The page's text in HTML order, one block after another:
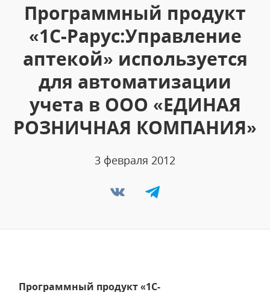
Программный продукт
«1С-Рарус:Управление
аптекой» используется
для автоматизации
учета в ООО «ЕДИНАЯ
РОЗНИЧНАЯ КОМПАНИЯ»
3 февраля 2012
Программный продукт «1С-